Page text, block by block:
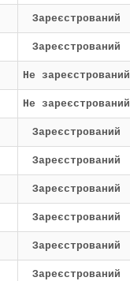
Зареєстрований
Зареєстрований
Не зареєстрований
Не зареєстрований
Зареєстрований
Зареєстрований
Зареєстрований
Зареєстрований
Зареєстрований
Зареєстрований